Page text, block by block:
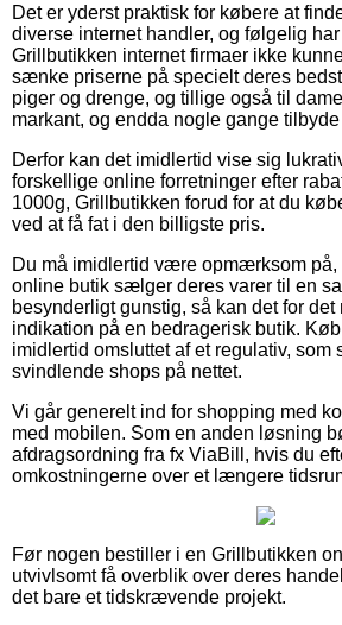
Det er yderst praktisk for købere at
diverse internet handler, og følgelig
Grillbutikken internet firmaer ikke
sænke priserne på specielt deres bedst
piger og drenge, og tillige også til
markant, og endda nogle gange
Derfor kan det imidlertid vise sig
forskellige online forretninger efter
1000g, Grillbutikken forud for at du
ved at få fat i den billigste pris.
Du må imidlertid være opmærksom
online butik sælger deres varer til en
besynderligt gunstig, så kan det for
indikation på en bedragerisk butik.
imidlertid omsluttet af et regulativ, som
svindlende shops på nettet.
Vi går generelt ind for shopping med
med mobilen. Som en anden løsning
afdragsordning fra fx ViaBill, hvis du
omkostningerne over et længere
Før nogen bestiller i en Grillbutikken
utvivlsomt få overblik over deres
det bare et tidskrævende projekt.